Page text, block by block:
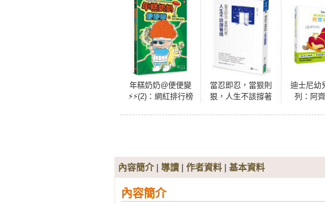
年糕奶奶@便便變
⚡️⚡️(2)：網紅排行榜
當忍即忍，當狠則
狠，人生不該撐著
迪士尼幼
列：阿
內容簡介| 導讀 | 作者資料 | 基本資料
內容簡介